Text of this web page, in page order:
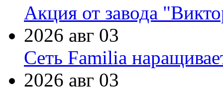
Акция от завода
2026 авг 03
Сеть Familia
2026 авг 03